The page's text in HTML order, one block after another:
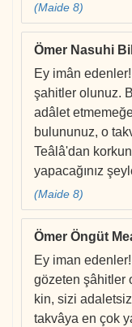
(Maide 8)
Ömer Nasuhi
Ey imân
şahitler olunuz.
adâlet
bulununuz, o
Teâlâ'dan
yapacağınız
(Maide 8)
Ömer Öngüt
Ey iman
gözeten şâhitler
kin, sizi
takvâya en çok